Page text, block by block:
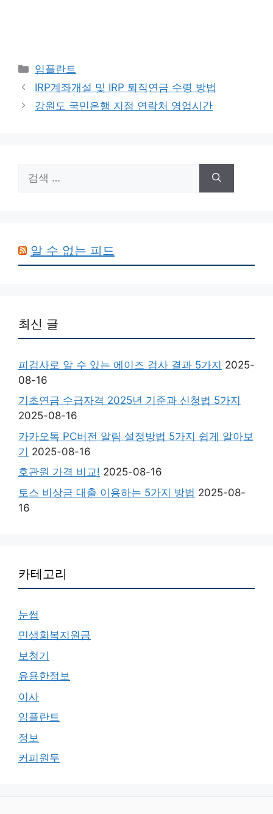
카
테
리
임플란트
IRP계좌개설 및 IRP 퇴직연금 수령 방법
강원도 국민은행 지점 연락처 영업시간
색:
알 수 없는 피드
최신 글
피검사로 알 수 있는 에이즈 검사 결과 5가지 2025-
08-16
기초연금 수급자격 2025년 기준과 신청법 5가지
2025-08-16
카카오톡 PC버전 알림 설정방법 5가지 쉽게 알아보
기 2025-08-16
호관원 가격 비교! 2025-08-16
토스 비상금 대출 이용하는 5가지 방법 2025-08-
16
카테고리
눈썹
민생회복지원금
보청기
유용한정보
이사
임플란트
정보
커피원두